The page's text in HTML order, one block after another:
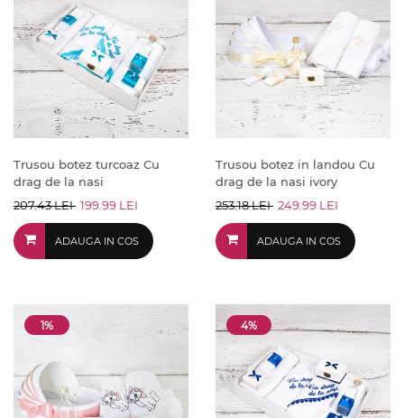
Trusou botez turcoaz Cu
drag de la nasi
207.43 LEI 199.99 LEI
ADAUGA IN COS
Trusou botez in landou Cu
drag de la nasi ivory
253.18 LEI 249.99 LEI
ADAUGA IN COS
1% 4%